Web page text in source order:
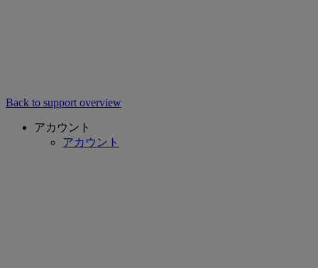
Back to support overview
アカウント
アカウント